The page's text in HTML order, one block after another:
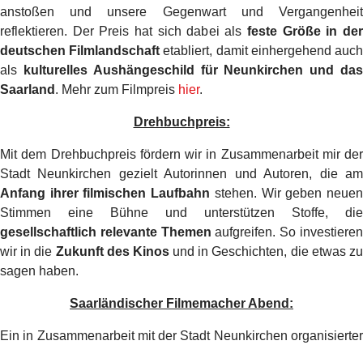
anstoßen und unsere Gegenwart und Vergangenheit
reflektieren. Der Preis hat sich dabei als feste Größe in der
deutschen Filmlandschaft etabliert, damit einhergehend auch
als
kulturelles Aushängeschild für Neunkirchen und das
Saarland . Mehr zum Filmpreis hier.
Drehbuchpreis:
Mit dem Drehbuchpreis fördern wir in Zusammenarbeit mir der
Stadt Neunkirchen gezielt Autorinnen und Autoren, die am
Anfang ihrer filmischen Laufbahn stehen. Wir geben neuen
Stimmen eine Bühne und unterstützen Stoffe, die
gesellschaftlich relevante Themen aufgreifen. So investieren
wir in die Zukunft des Kinosund in Geschichten, die etwas zu
sagen haben.
Saarländischer Filmemacher Abend:
Ein in Zusammenarbeit mit der Stadt Neunkirchen organisierter